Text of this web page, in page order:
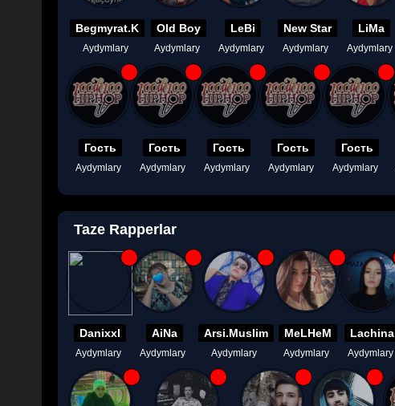
Begmyrat.K
Aydymlary
Old Boy
Aydymlary
LeBi
Aydymlary
New Star
Aydymlary
LiMa
Aydymlary
Гость
Aydymlary
Гость
Aydymlary
Гость
Aydymlary
Гость
Aydymlary
Гость
Aydymlary
Taze Rapperlar
Danixxl
Aydymlary
AiNa
Aydymlary
Arsi.Muslim
Aydymlary
MeLHeM
Aydymlary
Lachina
Aydymlary